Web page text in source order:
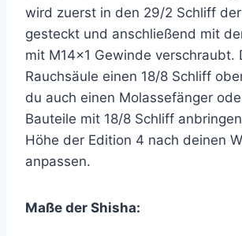
wird zuerst in den 29/2 Schliff
gesteckt und anschließend mit
mit M14x1 Gewinde verschraubt.
Rauchsäule einen 18/8 Schliff
du auch einen Molassefänger
Bauteile mit 18/8 Schliff
Höhe der Edition 4 nach deinen
anpassen.
Maße der Shisha: